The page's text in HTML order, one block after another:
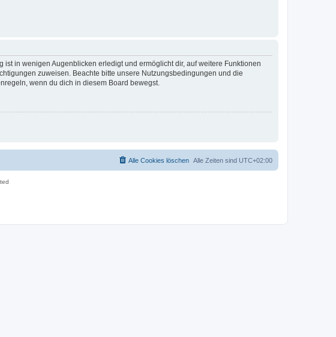
in wenigen Augenblicken erledigt und ermöglicht dir, auf weitere Funktionen
zuweisen. Beachte bitte unsere Nutzungsbedingungen und die
wenn du dich in diesem Board bewegst.
Alle Zeiten sind UTC+02:00
Alle Cookies löschen